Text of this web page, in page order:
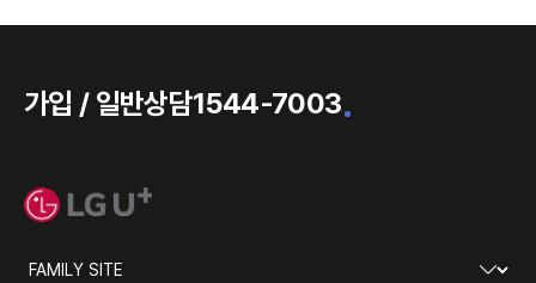
가입 / 일반상담1544-7003